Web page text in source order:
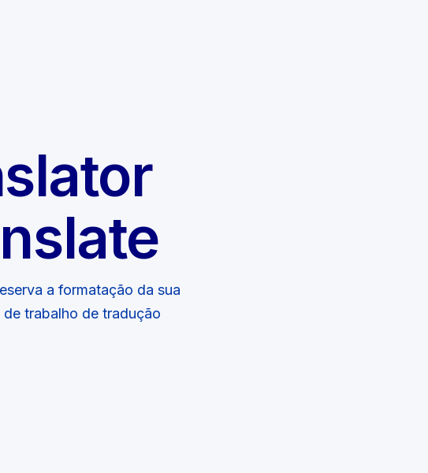
a formatação da sua
trabalho de tradução